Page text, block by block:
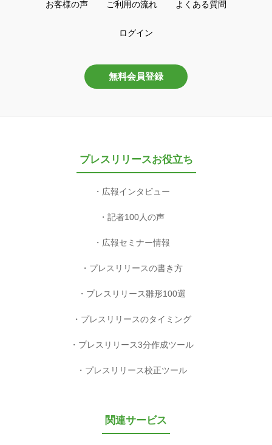
お客様の声 ご利用の流れ よくある質問
ログイン
無料会員登録
プレスリリースお役立ち
広報インタビュー
記者100人の声
広報セミナー情報
プレスリリースの書き方
プレスリリース雛形100選
プレスリリースのタイミング
プレスリリース3分作成ツール
プレスリリース校正ツール
関連サービス